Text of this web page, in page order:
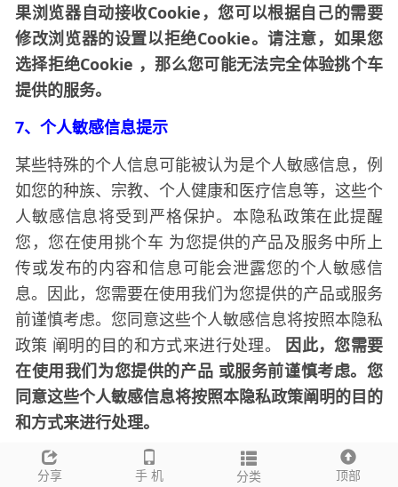
果浏览器自动接收Cookie，您可以根据自己的需要
修改浏览器的设置以拒绝Cookie。请注意，如果您
选择拒绝Cookie ，那么您可能无法完全体验挑个车
提供的服务。
7、个人敏感信息提示
某些特殊的个人信息可能被认为是个人敏感信息，例
如您的种族、宗教、个人健康和医疗信息等，这些个
人敏感信息将受到严格保护。本隐私政策在此提醒
您，您在使用挑个车 为您提供的产品及服务中所上
传或发布的内容和信息可能会泄露您的个人敏感信
息。因此，您需要在使用我们为您提供的产品或服务
前谨慎考虑。您同意这些个人敏感信息将按照本隐私
政策 阐明的目的和方式来进行处理。
因此，您需要
在使用我们为您提供的产品 或服务前谨慎考虑。您
同意这些个人敏感信息将按照本隐私政策阐明的目的
和方式来进行处理。
8、信息安全与保护
分享 手 机 分类 顶部